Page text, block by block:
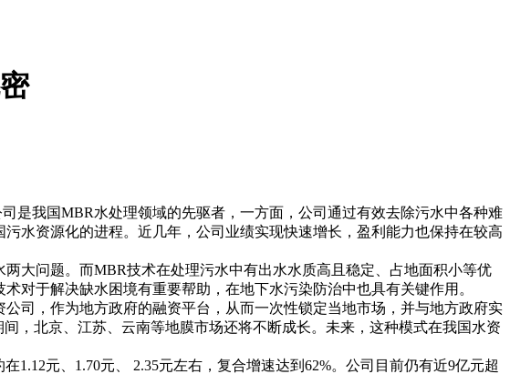
我国MBR水处理领域的先驱者，一方面，公司通过有效去除污水中各种难
水资源化的进程。近几年，公司业绩实现快速增长，盈利能力也保持在较高
问题。而MBR技术在处理污水中有出水水质高且稳定、占地面积小等优
对于解决缺水困境有重要帮助，在地下水污染防治中也具有关键作用。
，作为地方政府的融资平台，从而一次性锁定当地市场，并与地方政府实
，北京、江苏、云南等地膜市场还将不断成长。未来，这种模式在我国水资
元、1.70元、 2.35元左右，复合增速达到62%。公司目前仍有近9亿元超